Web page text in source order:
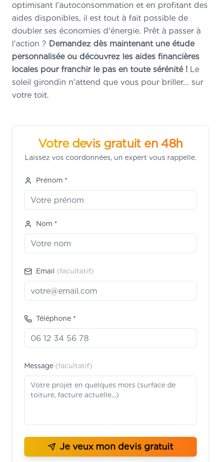
optimisant l'autoconsommation et en profitant des
aides disponibles, il est tout à fait possible de
doubler ses économies d'énergie. Prêt à passer à
l'action ? Demandez dès maintenant une étude
personnalisée ou découvrez les aides financières
locales pour franchir le pas en toute sérénité ! Le
soleil girondin n'attend que vous pour briller… sur
votre toit.
Votre devis gratuit en 48h
Laissez vos coordonnées, un expert vous rappelle.
Prénom *
Nom *
Email (facultatif)
Téléphone *
Message (facultatif)
Je veux mon devis gratuit